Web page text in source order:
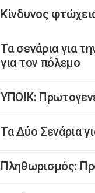
Κίνδυνος
Τα σενάρια για
για τον πόλεμο
ΥΠΟΙΚ:
Τα Δύο Σενάρια
Πληθωρισμός: